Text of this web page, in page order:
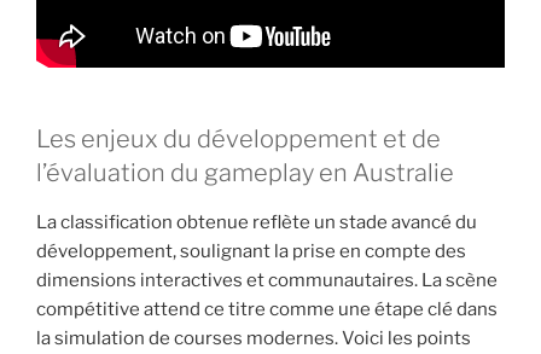
Les enjeux du développement et de
l’évaluation du gameplay en Australie
La classification obtenue reflète un stade avancé du
développement, soulignant la prise en compte des
dimensions interactives et communautaires. La scène
compétitive attend ce titre comme une étape clé dans
la simulation de courses modernes. Voici les points